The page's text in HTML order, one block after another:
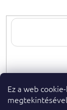
Ez a web